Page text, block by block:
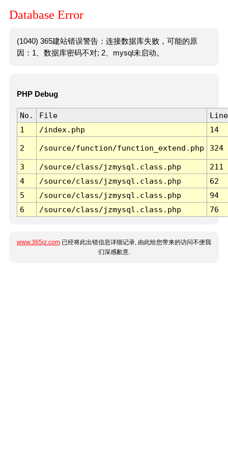
Database Error
(1040) 365建站错误警告：连接数据库失败，可能的原
因：1、数据库密码不对; 2、mysql未启动。
PHP Debug
No. File
Line
1
/index.php 14
2 /source/function/function_extend.php 324
3 /source/class/jzmysql.class.php
211
4
/source/class/jzmysql.class.php
62
5
/source/class/jzmysql.class.php
94
6
/source/class/jzmysql.class.php 76
www.365jz.com 已经将此出错信息详细记录, 由此给您带来的访问不便我
们深感歉意.